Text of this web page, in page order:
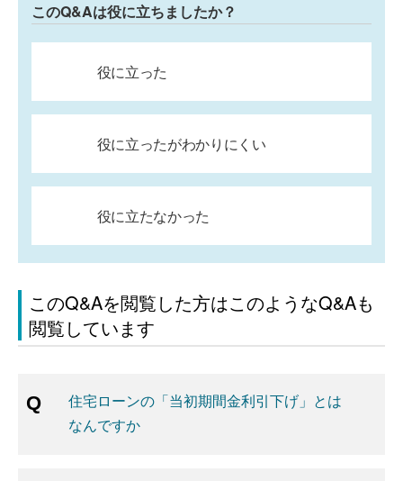
このQ&Aは役に立ちましたか？
役に立った
役に立ったがわかりにくい
役に立たなかった
このQ&Aを閲覧した方はこのようなQ&Aも
閲覧しています
住宅ローンの「当初期間金利引下げ」とは
なんですか